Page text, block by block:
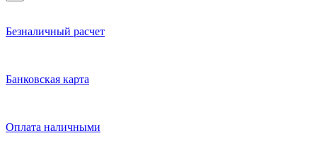
Безналичный расчет
Банковская карта
Оплата наличными